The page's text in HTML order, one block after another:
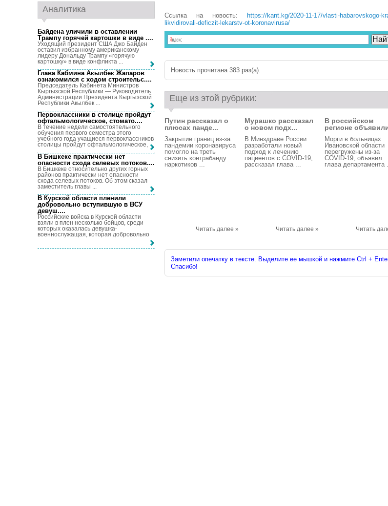
Ссылка на новость:
https://kant.kg/2020-11-17/vlasti-habarovskogo-
likvidirovali-deficzit-lekarstv-ot-koronavirusa/
Новость прочитана 383 раз(a).
Еще из этой рубрики:
Путин рассказал о
плюсах панде...
Закрытие границ из-за
пандемии коронавируса
помогло на треть
снизить контрабанду
наркотиков ...
Читать далее »
Мурашко рассказал
о новом подх...
В Минздраве России
разработали новый
подход к лечению
пациентов с COVID-19,
рассказал глава ...
Читать далее »
В российском
регионе
Морги в больницах
Ивановской области
перегружены из-за
COVID-19, объявил
глава департамента
Читать
Заметили опечатку в тексте. Выделите ее мышкой и нажмите Ctrl +
Спасибо!
Аналитика
Байдена уличили в оставлении
Трампу горячей картошки в виде ....
Уходящий президент США Джо Байден
оставил избранному американскому
лидеру Дональду Трампу «горячую
картошку» в виде конфликта ...
Глава Кабмина Акылбек Жапаров
ознакомился с ходом строительс....
Председатель Кабинета Министров
Кыргызской Республики — Руководитель
Администрации Президента Кыргызской
Республики Акылбек ...
Первоклассники в столице пройдут
офтальмологическое, стомато....
В течение недели самостоятельного
обучения первого семестра этого
учебного года учащиеся первоклассников
столицы пройдут офтальмологическое, ...
В Бишкеке практически нет
опасности схода селевых потоков....
В Бишкеке относительно других горных
районов практически нет опасности
схода селевых потоков. Об этом сказал
заместитель главы ...
В Курской области пленили
добровольно вступившую в ВСУ
девуш....
Российские войска в Курской области
взяли в плен несколько бойцов, среди
которых оказалась девушка-
военнослужащая, которая добровольно
...